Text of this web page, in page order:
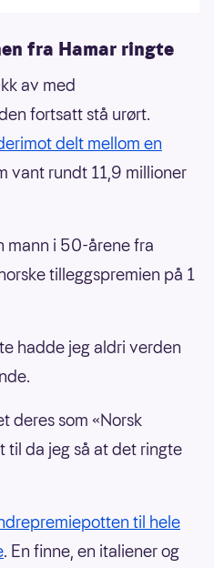
fra Hamar ringte
av med
fortsatt stå urørt.
delt mellom en
vant rundt 11,9 millioner
mann i 50-årene fra
tilleggspremien på 1
hadde jeg aldri verden
deres som «Norsk
til da jeg så at det ringte
til hele
. En finne, en italiener og